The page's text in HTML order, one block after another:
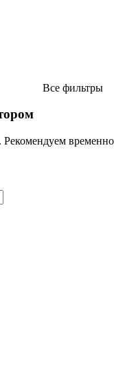
Все фильтры
Рекомендуем временно